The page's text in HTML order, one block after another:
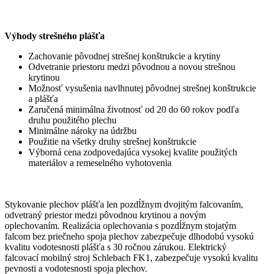
Výhody strešného plášťa
Zachovanie pôvodnej strešnej konštrukcie a krytiny
Odvetranie priestoru medzi pôvodnou a novou strešnou
krytinou
Možnosť vysušenia navlhnutej pôvodnej strešnej konštrukcie
a plášťa
Zaručená minimálna životnosť od 20 do 60 rokov podľa
druhu použitého plechu
Minimálne nároky na údržbu
Použitie na všetky druhy strešnej konštrukcie
Výborná cena zodpovedajúca vysokej kvalite použitých
materiálov a remeselného vyhotovenia
Stykovanie plechov plášťa len pozdĺžnym dvojitým falcovaním,
odvetraný priestor medzi pôvodnou krytinou a novým
oplechovaním. Realizácia oplechovania s pozdĺžnym stojatým
falcom bez priečneho spoja plechov zabezpečuje dlhodobú vysokú
kvalitu vodotesnosti plášťa s 30 ročnou zárukou. Elektrický
falcovací mobilný stroj Schlebach FK1, zabezpečuje vysokú kvalitu
pevnosti a vodotesnosti spoja plechov.